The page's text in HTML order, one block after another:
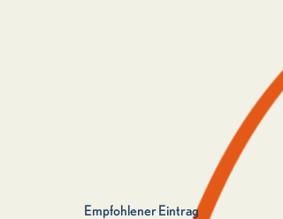
Empfohlener Eintrag